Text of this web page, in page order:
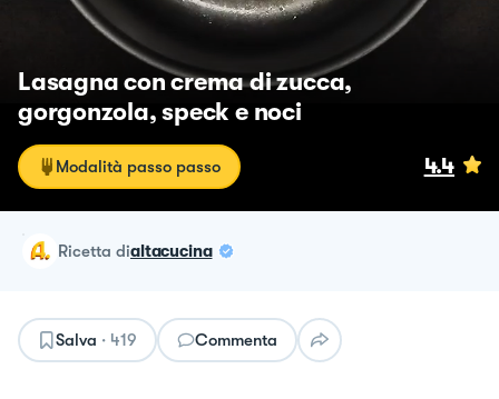
Lasagna con crema di zucca,
gorgonzola, speck e noci
Modalità passo passo 4.4
ricetta dialtacucina
Salva · 419 Commenta